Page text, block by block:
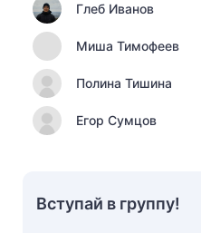
Глеб Иванов
Миша Тимофеев
Полина Тишина
Егор Сумцов
Вступай в группу!